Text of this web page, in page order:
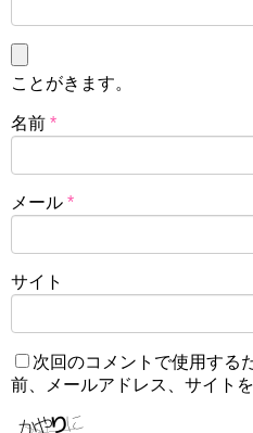
ことがきます。
名前 *
メール *
サイト
次回のコメントで使用する
前、メールアドレス、サイトを